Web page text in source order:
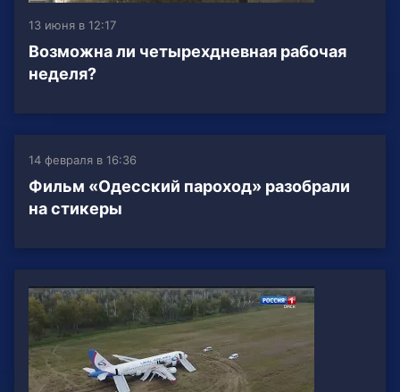
13 июня в 12:17
Возможна ли четырехдневная рабочая
неделя?
14 февраля в 16:36
Фильм «Одесский пароход» разобрали
на стикеры